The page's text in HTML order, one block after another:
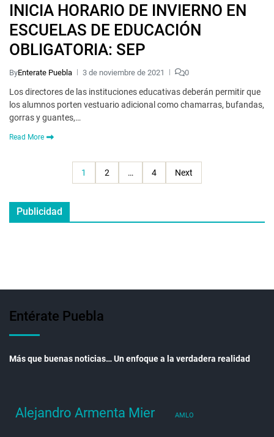
INICIA HORARIO DE INVIERNO EN
ESCUELAS DE EDUCACIÓN
OBLIGATORIA: SEP
ByEnterate Puebla 3 de noviembre de 2021 0
Los directores de las instituciones educativas deberán permitir que
los alumnos porten vestuario adicional como chamarras, bufandas,
gorras y guantes,…
Read More
1 2 … 4 Next
Publicidad
Entérate Puebla
Más que buenas noticias… Un enfoque a la verdadera realidad
Alejandro Armenta Mier AMLO